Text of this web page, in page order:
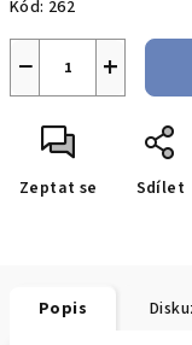
Kód: 262
+
−
Zeptat se Sdílet
Popis